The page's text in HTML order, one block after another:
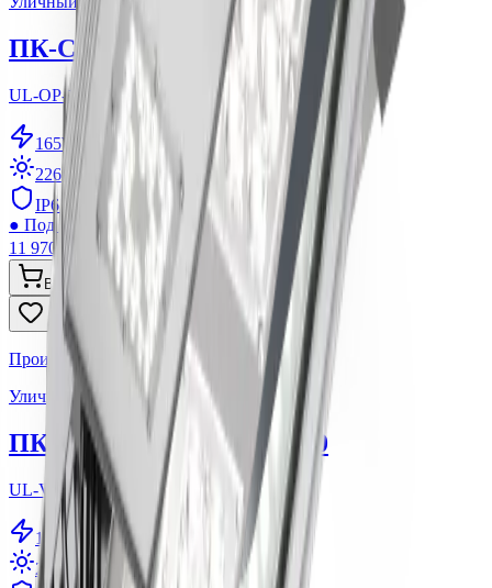
ПК-СПЕКТР ОПТИМА 165
UL-OP-165-5K-155
165W
22650 lm
IP67
● Под заказ ~3-5 дней
11 970 ₽
В корзину
Производитель: ООО ПК Спектр
Уличный светодиодный светильник
ПК-СПЕКТР ВЕКТОР 180
UL-VK-180-5K-155
180W
25050 lm